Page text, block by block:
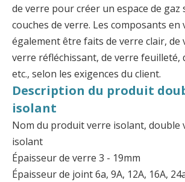
Isolation thermique mur extérieur verre double vitrage
de verre pour créer un espace de gaz
couches de verre. Les composants
également être faits de verre clair, de
verre réfléchissant, de verre feuilleté,
etc., selon les exigences du client.
Description du produit
isolant
Nom du produit verre isolant, double
isolant
Épaisseur de verre 3 - 19mm
Épaisseur de joint 6a, 9A, 12A, 16A,